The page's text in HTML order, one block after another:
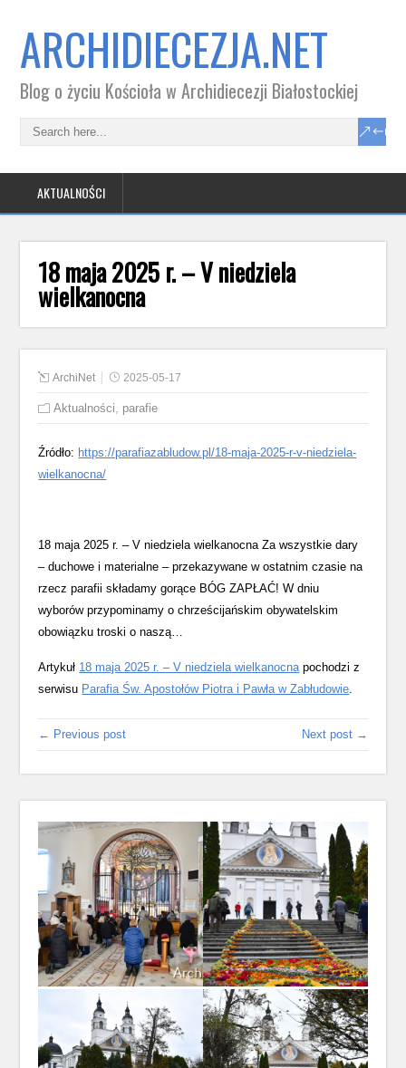
ARCHIDIECEZJA.NET
Blog o życiu Kościoła w Archidiecezji Białostockiej
AKTUALNOŚCI
18 maja 2025 r. – V niedziela
wielkanocna
ArchiNet 2025-05-17
Aktualności, parafie
Źródło: https://parafiazabludow.pl/18-maja-2025-r-v-niedziela-
wielkanocna/
18 maja 2025 r. – V niedziela wielkanocna Za wszystkie dary
– duchowe i materialne – przekazywane w ostatnim czasie na
rzecz parafii składamy gorące BÓG ZAPŁAĆ! W dniu
wyborów przypominamy o chrześcijańskim obywatelskim
obowiązku troski o naszą…
Artykuł 18 maja 2025 r. – V niedziela wielkanocnapochodzi z
serwisu Parafia Św. Apostołów Piotra i Pawła w Zabłudowie.
← Previous post Next post →